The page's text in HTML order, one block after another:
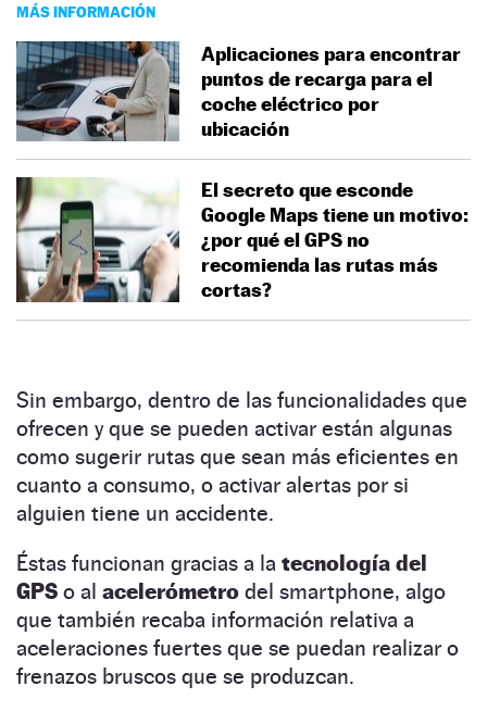
MÁS INFORMACIÓN
Aplicaciones para encontrar
puntos de recarga para el
coche eléctrico por
ubicación
El secreto que esconde
Google Maps tiene un motivo:
¿por qué el GPS no
recomienda las rutas más
cortas?
Sin embargo, dentro de las funcionalidades que
ofrecen y que se pueden activar están algunas
como sugerir rutas que sean más eficientes en
cuanto a consumo, o activar alertas por si
alguien tiene un accidente.
Éstas funcionan gracias a la tecnología del
GPS o al acelerómetro del smartphone, algo
que también recaba información relativa a
aceleraciones fuertes que se puedan realizar o
frenazos bruscos que se produzcan.